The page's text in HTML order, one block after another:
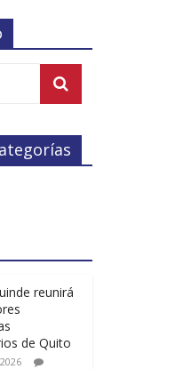
reunirá
de Quito